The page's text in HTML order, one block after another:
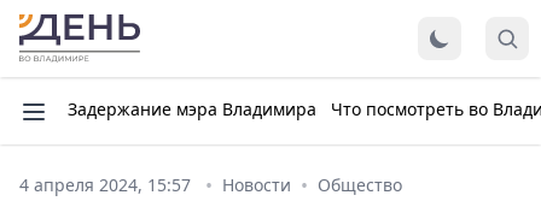
Задержание мэра Владимира Что посмотреть во
4 апреля 2024, 15:57 Новости Общество